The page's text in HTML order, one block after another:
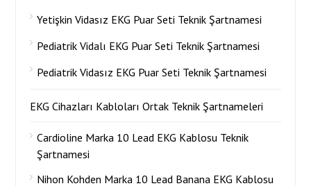
Yetişkin Vidasız EKG Puar Seti Teknik Şartnamesi
Pediatrik Vidalı EKG Puar Seti Teknik Şartnamesi
Pediatrik Vidasız EKG Puar Seti Teknik Şartnamesi
EKG Cihazları Kabloları Ortak Teknik Şartnameleri
Cardioline Marka 10 Lead EKG Kablosu Teknik
Şartnamesi
Nihon Kohden Marka 10 Lead Banana EKG Kablosu